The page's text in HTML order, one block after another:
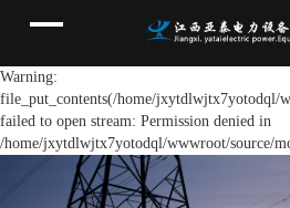
Warning:
file_put_contents(/home/jxytdlwjtx7yotodql/
failed to open stream: Permission denied in
/home/jxytdlwjtx7yotodql/wwwroot/source/